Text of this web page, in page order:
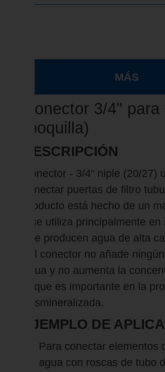
MÁS
Conector 3/4"
(boquilla)
DESCRIPCIÓN
Conector - 3/4" niple (20/27)
conectar puertas de filtro
producto está hecho de un
y se utiliza principalmente
que producen agua de alta
del conector no añade
agua y no aumenta la
lo que es importante en la
desmineralizada.
EJEMPLO DE
Para conectar elementos
agua con roscas de tubo